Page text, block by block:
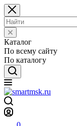
Каталог
По всему сайту
По каталогу